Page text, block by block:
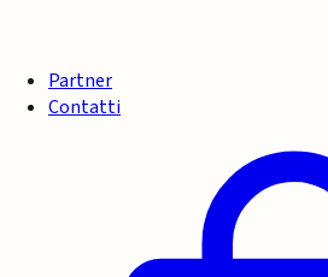
Partner
Contatti